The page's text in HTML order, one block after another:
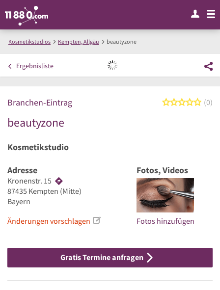
Kosmetikstudios Kempten, Allgäu beautyzone
Ergebnisliste
Branchen-Eintrag 00
beautyzone
Kosmetikstudio
Adresse
Kronenstr. 15
87435 Kempten (Mitte)
Bayern
Änderungen vorschlagen
Fotos, Videos
Fotos hinzufügen
Gratis Termine anfragen